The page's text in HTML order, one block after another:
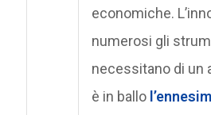
economiche.
numerosi gli
necessitano di un
è in ballo